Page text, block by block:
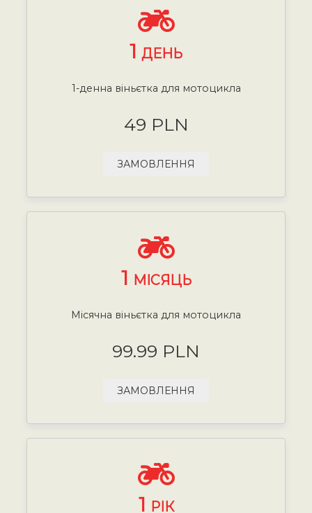
1 ДЕНЬ
1-денна віньєтка для мотоцикла
49 PLN
ЗАМОВЛЕННЯ
1 МІСЯЦЬ
Місячна віньєтка для мотоцикла
99.99 PLN
ЗАМОВЛЕННЯ
1 РІК